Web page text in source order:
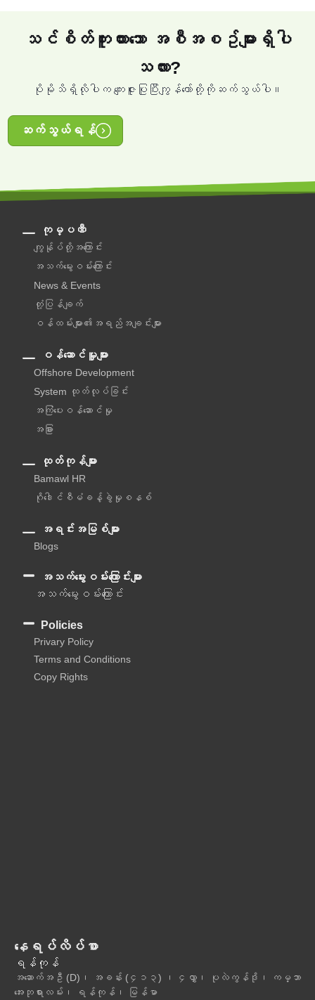
သင်စိတ်ကူးထားသော အစီအစဥ်များရှိပါ
သလား?
ပိုမိုသိရှိလိုပါက ကျေးဇူးပြုပြီးကျွန်တော်တို့ကိုဆက်သွယ်ပါ။
ဆက်သွယ်ရန်
ကုမ္ပဏီ
ကျွန်ုပ်တို့အကြောင်း
အသက်မွေးဝမ်းကြောင်း
News & Events
တုံ့ပြန်ချက်
ဝန်ထမ်းများ၏အရည်အချင်းများ
ဝန်ဆောင်မှူများ
Offshore Development
System ထုတ်လုပ်ခြင်း
အကြံပေးဝန်ဆောင်မှု‌
အခြား
ထုတ်ကုန်များ
Bamawl HR
ဂိုဒေါင်စီမံခန့်ခွဲမှုစနစ်
အရင်းအမြစ်များ
Blogs
အသက်မွေးဝမ်းကြောင်းများ
အသက်မွေးဝမ်းကြောင်း
Policies
Privary Policy
Terms and Conditions
Copy Rights
နေရပ်လိပ်စာ
ရန်ကုန်
အဆောက်အဦ (D)၊ အခန်း (၄၁၃) ၊ ၄လွှာ၊ ပုလဲကွန်ဒို၊ ကမ္ဘာ
အေးဘုရားလမ်း၊ ရန်ကုန်၊ မြန်မာ